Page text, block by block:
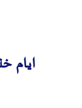
ايام